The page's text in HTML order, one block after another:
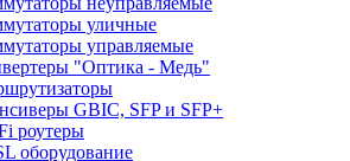
уличные
управляемые
"Оптика - Медь"
GBIC, SFP и SFP+
роутеры
оборудование